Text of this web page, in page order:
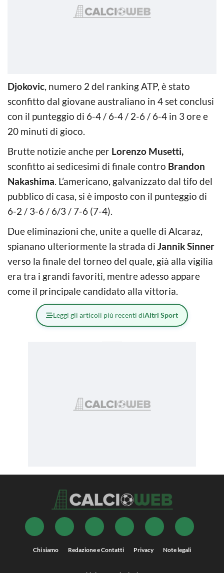
Djokovic, numero 2 del ranking ATP, è stato
sconfitto dal giovane australiano in 4 set conclusi
con il punteggio di 6-4 / 6-4 / 2-6 / 6-4 in 3 ore e
20 minuti di gioco.
Brutte notizie anche per Lorenzo Musetti,
sconfitto ai sedicesimi di finale contro Brandon
Nakashima. L’americano, galvanizzato dal tifo del
pubblico di casa, si è imposto con il punteggio di
6-2 / 3-6 / 6/3 / 7-6 (7-4).
Due eliminazioni che, unite a quelle di Alcaraz,
spianano ulteriormente la strada di Jannik Sinner
verso la finale del torneo del quale, già alla vigilia
era tra i grandi favoriti, mentre adesso appare
come il principale candidato alla vittoria.
Leggi gli articoli più recenti diAltri Sport
Chi siamo Redazione e Contatti Privacy Note legali